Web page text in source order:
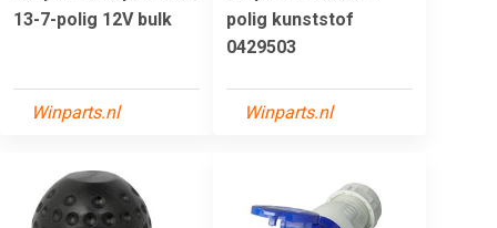
13-7-polig 12V bulk
Winparts.nl
polig kunststof
0429503
Winparts.nl